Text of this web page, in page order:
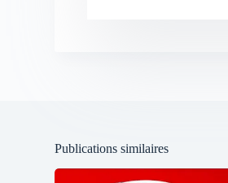
Publications similaires